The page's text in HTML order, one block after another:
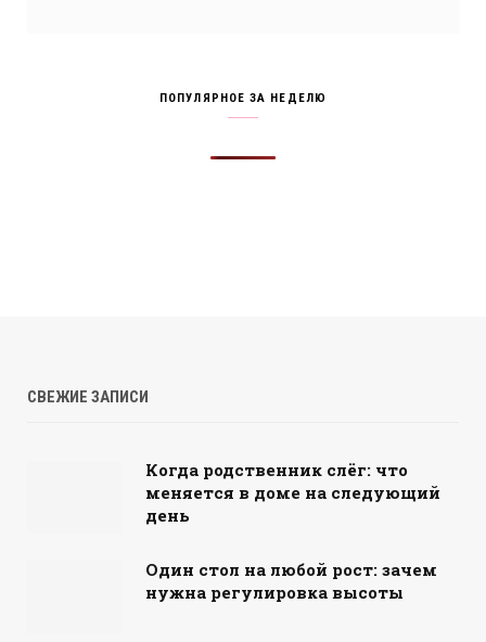
ПОПУЛЯРНОЕ ЗА НЕДЕЛЮ
СВЕЖИЕ ЗАПИСИ
Когда родственник слёг: что
меняется в доме на следующий
день
Один стол на любой рост: зачем
нужна регулировка высоты